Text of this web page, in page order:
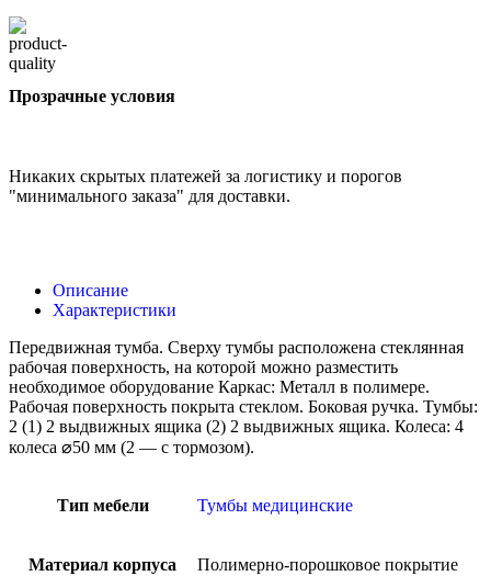
Прозрачные условия
Никаких скрытых платежей за логистику и порогов
"минимального заказа" для доставки.
Описание
Характеристики
Передвижная тумба. Сверху тумбы расположена стеклянная
рабочая поверхность, на которой можно разместить
необходимое оборудование Каркас: Металл в полимере.
Рабочая поверхность покрыта стеклом. Боковая ручка. Тумбы:
2 (1) 2 выдвижных ящика (2) 2 выдвижных ящика. Колеса: 4
колеса ⌀50 мм (2 — с тормозом).
Тип мебели Тумбы медицинские
Материал корпуса Полимерно-порошковое покрытие